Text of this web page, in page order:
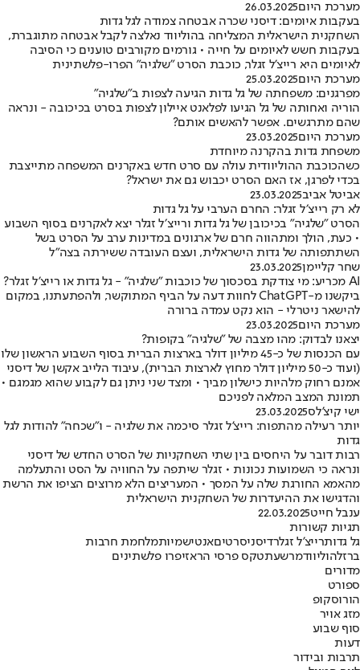
מערכת היום26.03.2025
בעקבות איומים: דיסני שכרה אבטחה צמודה לגל גדות
השחקנית הישראלית המצליחה בהוליווד נאלצה לקבל אבטחה מתוגברת,
בעקבות חשש לאיומים על חייה • גורמים מקורבים טוענים כי הסיבה
לאיומים היא רייצ'ל זגלר, כוכבת הסרט "שלגיה" הפרו-פלשתינית
מערכת היום25.03.2025
מפרגנים: משפחתה של גל גדות הגיעה לצפות ב"שלגיה"
הוריה ואחותה של גל הגיעו לפלאנט איילון לצפות בסרט בכיכובה - ונראה
שהם מתרגשים. אפשר להאשים אותם?
מערכת היום23.03.2025
משפחת גדות בהקרנה מיוחדת
כשהכוכבת ההוליוודית עולה עם סרט חדש באקרנים המשפחה מתייצבת
בכדי לפרגן, אז האם הסרט יכבוש גם את ישראל?
אביטל אביב23.03.2025
לא רק רייצ׳ל זגלר: החרם הערבי על גל גדות
הסרט "שלגיה" בכיכובן של גל גדות ורייצ׳ל זגלר יצא לאקרנים בסוף השבוע
• כעת, הולך ומתהווה חרם של ארגונים במדינות ערב על הסרט בשל
השתתפותה של גדות הישראלית, ועצם העובדה ששירתה בצה"ל
שחר קליימן23.03.2025
AI מכריע: מי צודקת בסכסוך של כוכבות "שלגיה" - גל גדות או רייצ'ל זגלר?
ביקשנו מ-ChatGPT לחוות דעה על הביף המתוקשר, ולהפתעתנו, במקום
להישאר ניטרלי - הוא נקט עמדה ברורה
מערכת היום23.03.2025
יצאנו לבדוק: מהו מצבה של "שלגיה" בקופות?
עם הכנסות של כ-45 מיליון דולר בארצות הברית בסוף השבוע הראשון שלו
(ועוד כ-50 מיליון דולר מחוץ לארצות הברית), עיבוד הלייב אקשן של דיסני
אמנם רחוק מלהיות כישלון מביך • ומצד שני ניתן גם לקבוע שהוא מגמגם •
תמונת המצב המלאה לפניכם
ישי קיצ'לס23.03.2025
יותר רעילה מהתפוח: רייצ'ל זגלר סיכמה את שלגיה - ו"שכחה" להודות לגל
גדות
רבות דובר על היחסים בין שתי השחקניות של הסרט החדש של דיסני
ונראה כי השמועות נכונות • זגלר שיתפה על החוויה על הסט והתעלמה
מהאמא החורגת שלה על המסך • המעריצים הלא מרוצים הציפו את הרשת
והדגישו את ההיעדרות של השחקנית הישראלית
ענבל חייט22.03.2025
תגיות קשורות
גל גדותרייצ'ל זגלרדיסניסרטיםאנטישמיותמלחמת חרבות
ברזלהוליוודמרשעתטקס פרסי הראזיפרו פלשתינים
מדורים
ספורט
הורוסקופ
מזג אויר
סוף שבוע
דעות
תרבות ובידור